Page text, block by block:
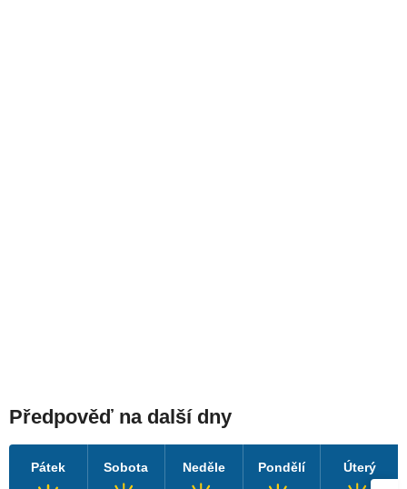
Předpověď na další dny
Pátek Sobota Neděle Pondělí Úterý